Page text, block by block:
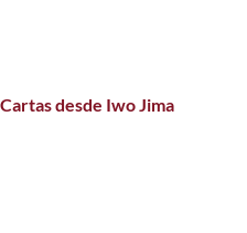
Cartas desde Iwo Jima